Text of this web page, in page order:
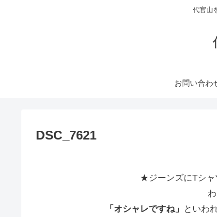
代官山
お問い合わ
DSC_7621
★ジーンズにTシャ
「オシャレですね」
といわ